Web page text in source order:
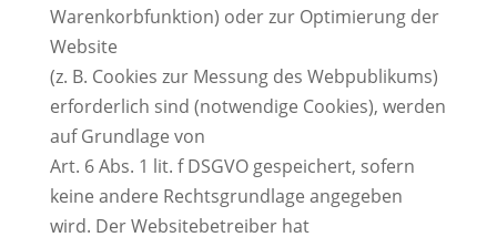
Warenkorbfunktion) oder zur Optimierung der
Website
(z. B. Cookies zur Messung des Webpublikums)
erforderlich sind (notwendige Cookies), werden
auf Grundlage von
Art. 6 Abs. 1 lit. f DSGVO gespeichert, sofern
keine andere Rechtsgrundlage angegeben
wird. Der Websitebetreiber hat